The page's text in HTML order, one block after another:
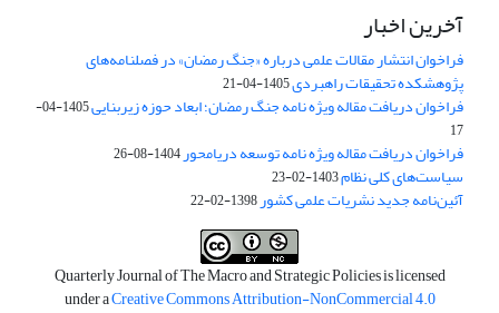
آخرین اخبار
فراخوان انتشار مقالات علمی درباره «جنگ رمضان» در فصلنامه‌های
پژوهشکده تحقیقات راهبردی1405-04-21
فراخوان دریافت مقاله ویژه نامه جنگ رمضان؛ ابعاد حوزه زیربنایی
1405-04-
17
فراخوان دریافت مقاله ویژه نامه توسعه دریامحور1404-08-26
سیاست‌های کلی نظام1403-02-23
آئین‌نامه جدید نشریات علمی کشور1398-02-22
Quarterly Journal of The Macro and Strategic Policies is licensed
under aCreative Commons Attribution-NonCommercial 4.0